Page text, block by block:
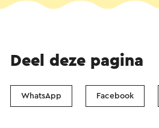
Deel deze pagina
WhatsApp Facebook